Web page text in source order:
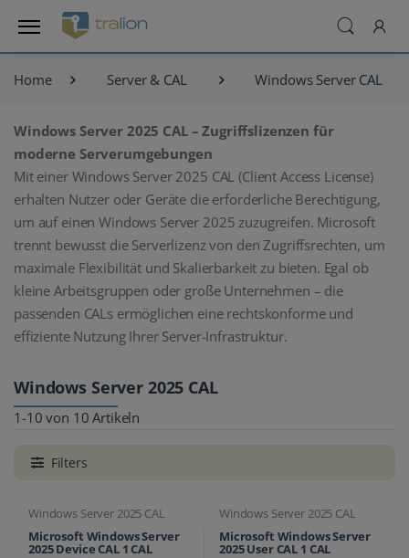
Home Server & CAL Windows Server CAL
Windows Server 2025 CAL – Zugriffslizenzen für
moderne Serverumgebungen
Mit einer Windows Server 2025 CAL (Client Access License)
erhalten Nutzer oder Geräte die erforderliche Berechtigung,
um auf einen Windows Server 2025 zuzugreifen. Microsoft
trennt bewusst die Serverlizenz von den Zugriffsrechten, um
maximale Flexibilität und Skalierbarkeit zu bieten. Egal ob
kleine Arbeitsgruppen oder große Unternehmen – die
passenden CALs ermöglichen eine rechtskonforme und
effiziente Nutzung Ihrer Server-Infrastruktur.
Windows Server 2025 CAL
1-10 von 10 Artikeln
Filters
Windows Server 2025 CAL
Microsoft Windows Server
2025 Device CAL 1 CAL
Windows Server 2025 CAL
Microsoft Windows Server
2025 User CAL 1 CAL